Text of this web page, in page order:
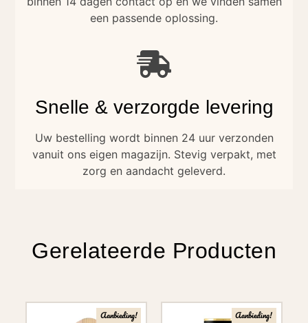
een passende oplossing.
Snelle & verzorgde levering
Uw bestelling wordt binnen 24 uur verzonden
vanuit ons eigen magazijn. Stevig verpakt, met
zorg en aandacht geleverd.
Gerelateerde Producten
Aanbieding! Aanbieding!